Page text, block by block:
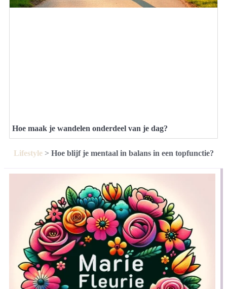
Hoe maak je wandelen onderdeel van je dag?
Lifestyle> Hoe blijf je mentaal in balans in een topfunctie?